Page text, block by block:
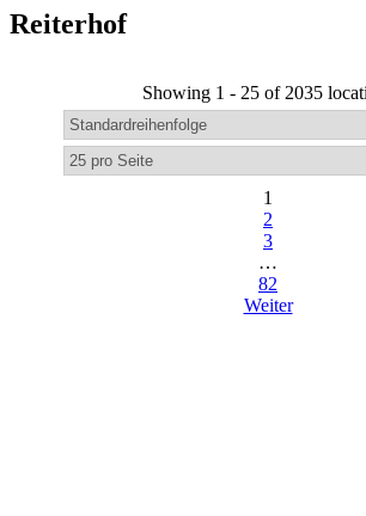
Reiterhof
Showing 1 - 25 of 2035
1
2
3
…
82
Weiter